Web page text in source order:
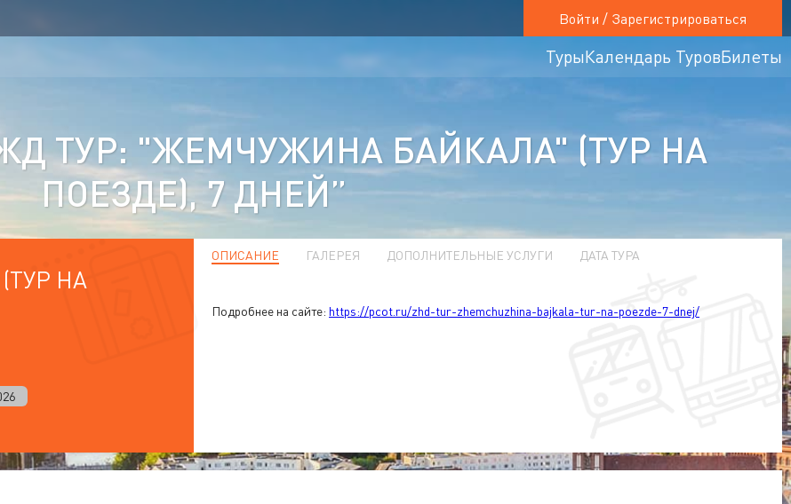
Войти / Зарегистрироваться
ТурыКалендарь ТуровБилеты
ТУР: "ЖЕМЧУЖИНА БАЙКАЛА" (ТУР НА
ПОЕЗДЕ), 7 ДНЕЙ”
НА
ОПИСАНИЕ ГАЛЕРЕЯ ДОПОЛНИТЕЛЬНЫЕ УСЛУГИ ДАТА ТУРА
Подробнее на сайте: https://pcot.ru/zhd-tur-zhemchuzhina-bajkala-tur-na-poezde-7-dnej/